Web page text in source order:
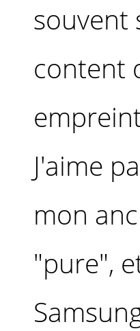
souvent
content
J'aime
mon
"pure",